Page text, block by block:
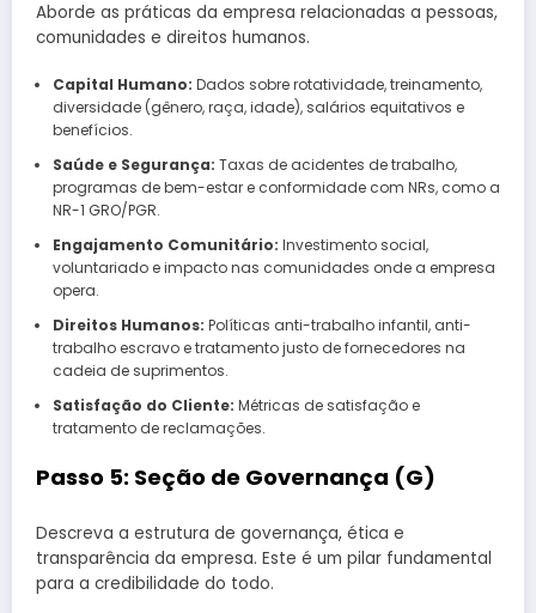
Aborde as práticas da empresa relacionadas a pessoas,
comunidades e direitos humanos.
Capital Humano: Dados sobre rotatividade, treinamento,
diversidade (gênero, raça, idade), salários equitativos e
benefícios.
Saúde e Segurança: Taxas de acidentes de trabalho,
programas de bem-estar e conformidade com NRs, como a
NR-1 GRO/PGR.
Engajamento Comunitário: Investimento social,
voluntariado e impacto nas comunidades onde a empresa
opera.
Direitos Humanos: Políticas anti-trabalho infantil, anti-
trabalho escravo e tratamento justo de fornecedores na
cadeia de suprimentos.
Satisfação do Cliente: Métricas de satisfação e
tratamento de reclamações.
Passo 5: Seção de Governança (G)
Descreva a estrutura de governança, ética e
transparência da empresa. Este é um pilar fundamental
para a credibilidade do todo.